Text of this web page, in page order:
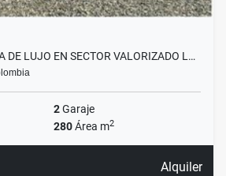
DE LUJO EN SECTOR VALORIZADO L…
2Garaje
280Área m2
Alquiler